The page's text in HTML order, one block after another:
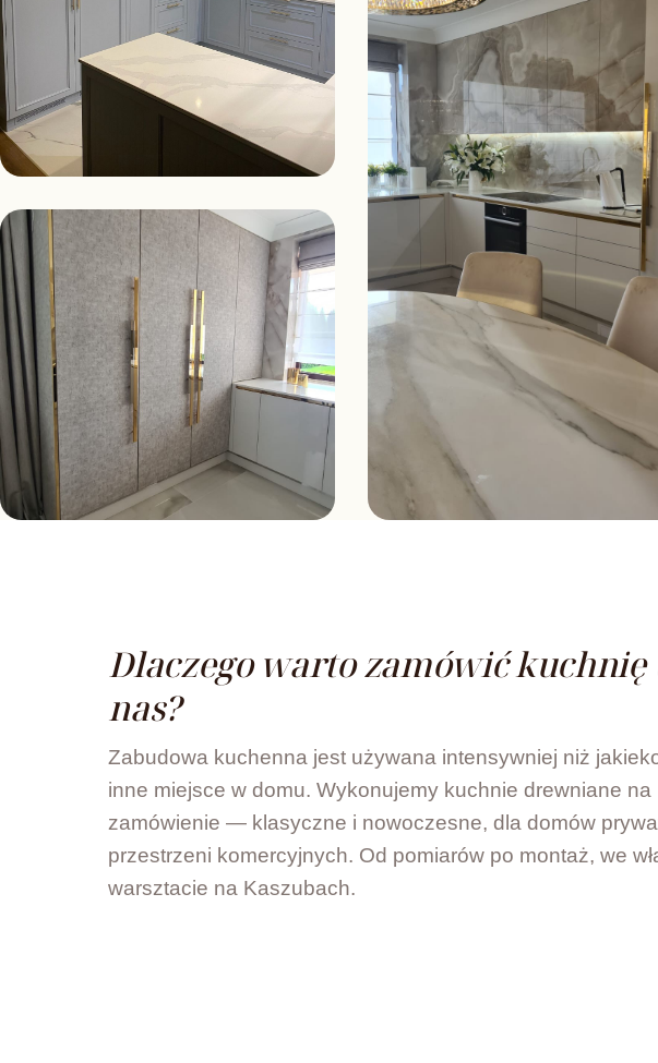
Dlaczego warto zamówić kuchnię
nas?
Zabudowa kuchenna jest używana intensywniej niż
inne miejsce w domu. Wykonujemy kuchnie drewniane na
zamówienie — klasyczne i nowoczesne, dla domów
przestrzeni komercyjnych. Od pomiarów po montaż, we
warsztacie na Kaszubach.